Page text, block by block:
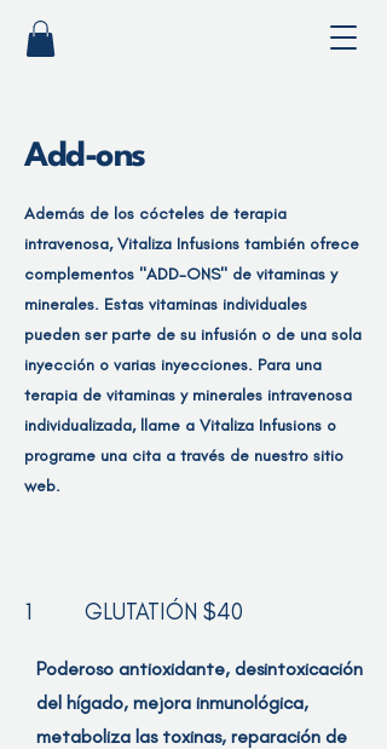
Add-ons
Además de los cócteles de terapia
intravenosa, Vitaliza Infusions también ofrece
complementos "ADD-ONS" de vitaminas y
minerales. Estas vitaminas individuales
pueden ser parte de su infusión o de una sola
inyección o varias inyecciones. Para una
terapia de vitaminas y minerales intravenosa
individualizada, llame a Vitaliza Infusions o
programe una cita a través de nuestro sitio
web.
1 GLUTATIÓN $40
Poderoso antioxidante, desintoxicación
del hígado, mejora inmunológica,
metaboliza las toxinas, reparación de